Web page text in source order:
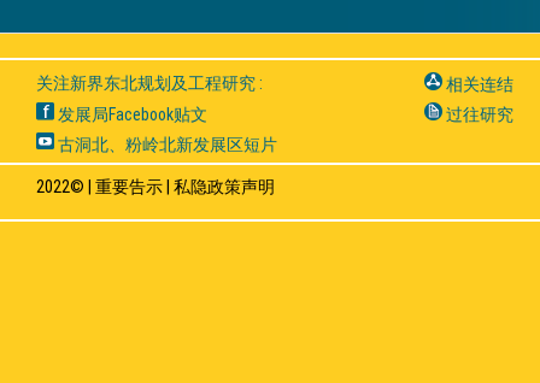
关注新界东北规划及工程研究 :
发展局Facebook贴文
古洞北、粉岭北新发展区短片
相关连结
过往研究
2022© | 重要告示 私隐政策声明